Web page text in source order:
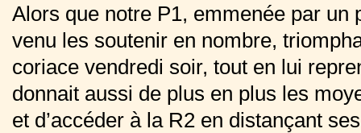
Alors que notre P1, emmenée par un
venu les soutenir en nombre,
coriace vendredi soir, tout en lui
donnait aussi de plus en plus les
et d’accéder à la R2 en distançant